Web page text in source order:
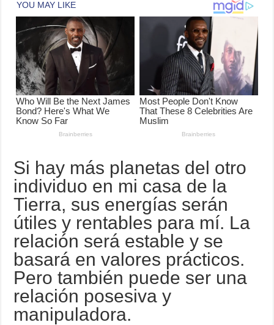
Si hay más planetas del otro
individuo en mi casa de la
Tierra, sus energías serán
útiles y rentables para mí. La
relación será estable y se
basará en valores prácticos.
Pero también puede ser una
relación posesiva y
manipuladora.